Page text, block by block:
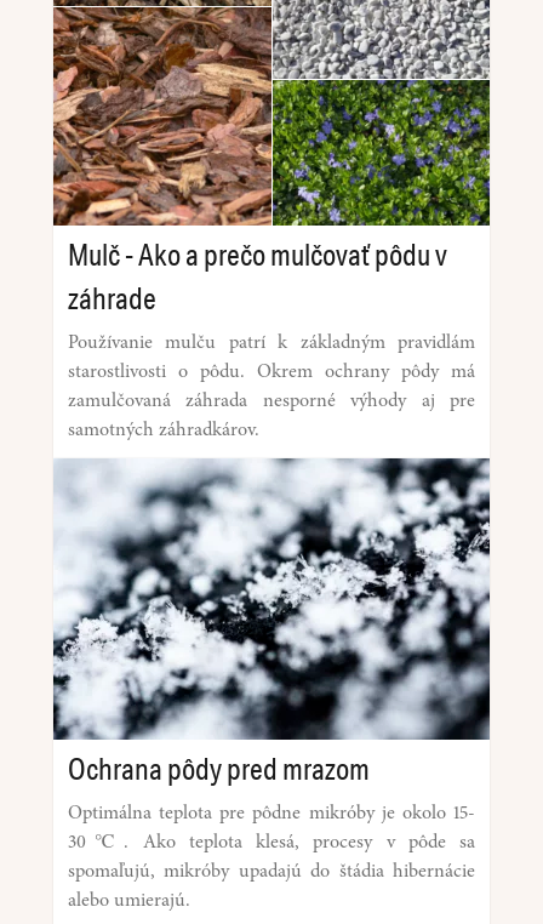
Mulč - Ako a prečo mulčovať pôdu v
záhrade
Používanie mulču patrí k základným pravidlám
starostlivosti o pôdu. Okrem ochrany pôdy má
zamulčovaná záhrada nesporné výhody aj pre
samotných záhradkárov.
Ochrana pôdy pred mrazom
Optimálna teplota pre pôdne mikróby je okolo 15-
30℃. Ako teplota klesá, procesy v pôde sa
spomaľujú, mikróby upadajú do štádia hibernácie
alebo umierajú.